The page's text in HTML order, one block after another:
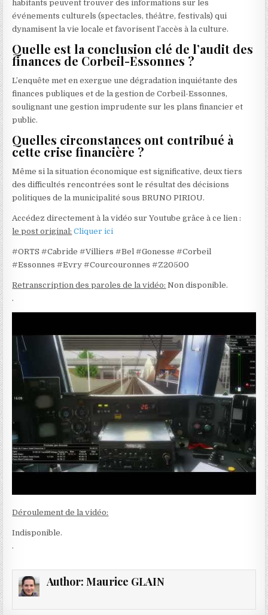
habitants peuvent trouver des informations sur les
événements culturels (spectacles, théâtre, festivals) qui
dynamisent la vie locale et favorisent l’accès à la culture.
Quelle est la conclusion clé de l’audit des
finances de Corbeil-Essonnes ?
L’enquête met en exergue une dégradation inquiétante des
finances publiques et de la gestion de Corbeil-Essonnes,
soulignant une gestion imprudente sur les plans financier et
public.
Quelles circonstances ont contribué à
cette crise financière ?
Même si la situation économique est significative, deux tiers
des difficultés rencontrées sont le résultat des décisions
politiques de la municipalité sous BRUNO PIRIOU.
Accédez directement à la vidéo sur Youtube grâce à ce lien :
le post original: Cliquer ici
#ORTS #Cabride #Villiers #Bel #Gonesse #Corbeil
#Essonnes #Evry #Courcouronnes #Z20500
Retranscription des paroles de la vidéo: Non disponible.
.
Déroulement de la vidéo:
Indisponible.
.
Author: Maurice GLAIN